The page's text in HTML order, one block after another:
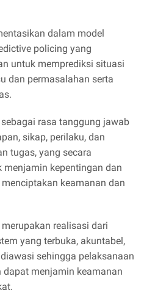
dalam model
policing yang
untuk memprediksi situasi
dan permasalahan serta
rasa tanggung jawab
sikap, perilaku, dan
tugas, yang secara
menjamin kepentingan dan
keamanan dan
realisasi dari
yang terbuka, akuntabel,
sehingga pelaksanaan
menjamin keamanan